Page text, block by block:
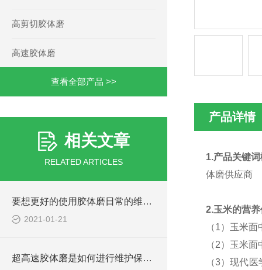
高剪切胶体磨
高速胶体磨
查看全部产品 >>
相关文章
RELATED ARTICLES
要想更好的使用胶体磨日常的维护保养必*！
2021-01-21
超高速胶体磨是如何进行维护保养的？
产品详情
1.产品关键
体磨供应商
2.玉米的营
（1）玉米
（2）玉米
（3）现代